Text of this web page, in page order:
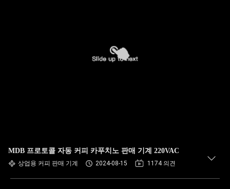
MDB 프로토콜 자동 커피 카푸치노 판매 기계 220VAC
상업용 커피 판매 기계 2024-08-15 1174 의견